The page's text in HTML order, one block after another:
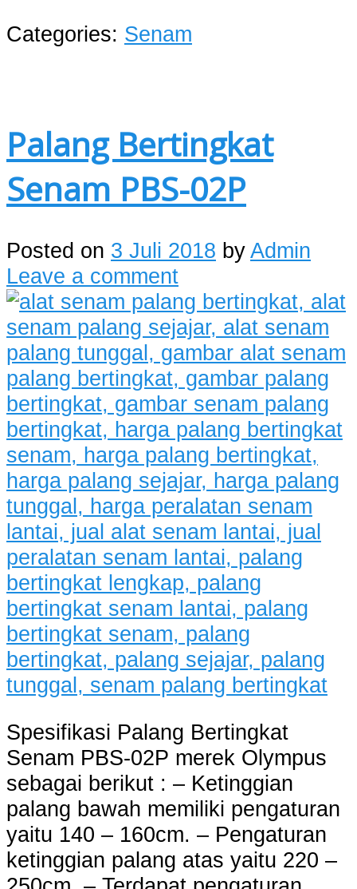
Categories: Senam
Palang Bertingkat
Senam PBS-02P
Posted on 3 Juli 2018 byAdmin
Leave a comment
Spesifikasi Palang Bertingkat
Senam PBS-02P merek Olympus
sebagai berikut : – Ketinggian
palang bawah memiliki pengaturan
yaitu 140 – 160cm. – Pengaturan
ketinggian palang atas yaitu 220 –